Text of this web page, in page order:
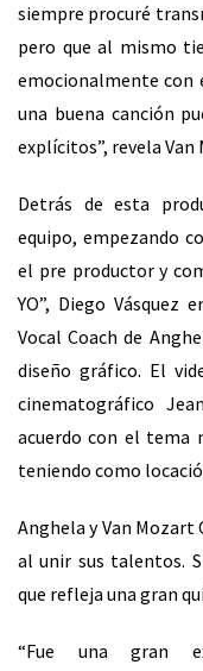
siempre procuré
pero que al mismo
emocionalmente con
una buena canción
explícitos”, revela
Detrás de esta
equipo, empezando
el pre productor y
YO”, Diego Vásquez
Vocal Coach de
diseño gráfico. El
cinematográfico
acuerdo con el tema
teniendo como
Anghela y Van
al unir sus talentos.
que refleja una gran
“Fue una gran